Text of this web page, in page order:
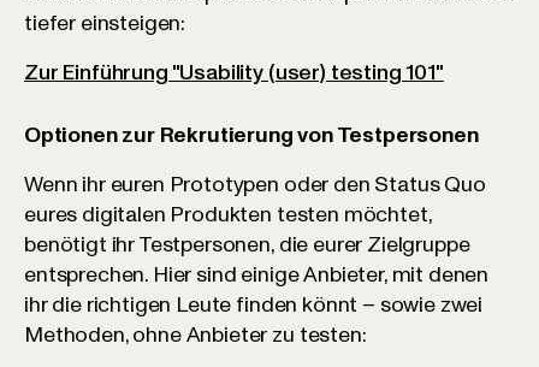
tiefer einsteigen:
Zur Einführung "Usability (user) testing 101"
Optionen zur Rekrutierung von Testpersonen
Wenn ihr euren Prototypen oder den Status Quo
eures digitalen Produkten testen möchtet,
benötigt ihr Testpersonen, die eurer Zielgruppe
entsprechen. Hier sind einige Anbieter, mit denen
ihr die richtigen Leute finden könnt – sowie zwei
Methoden, ohne Anbieter zu testen: